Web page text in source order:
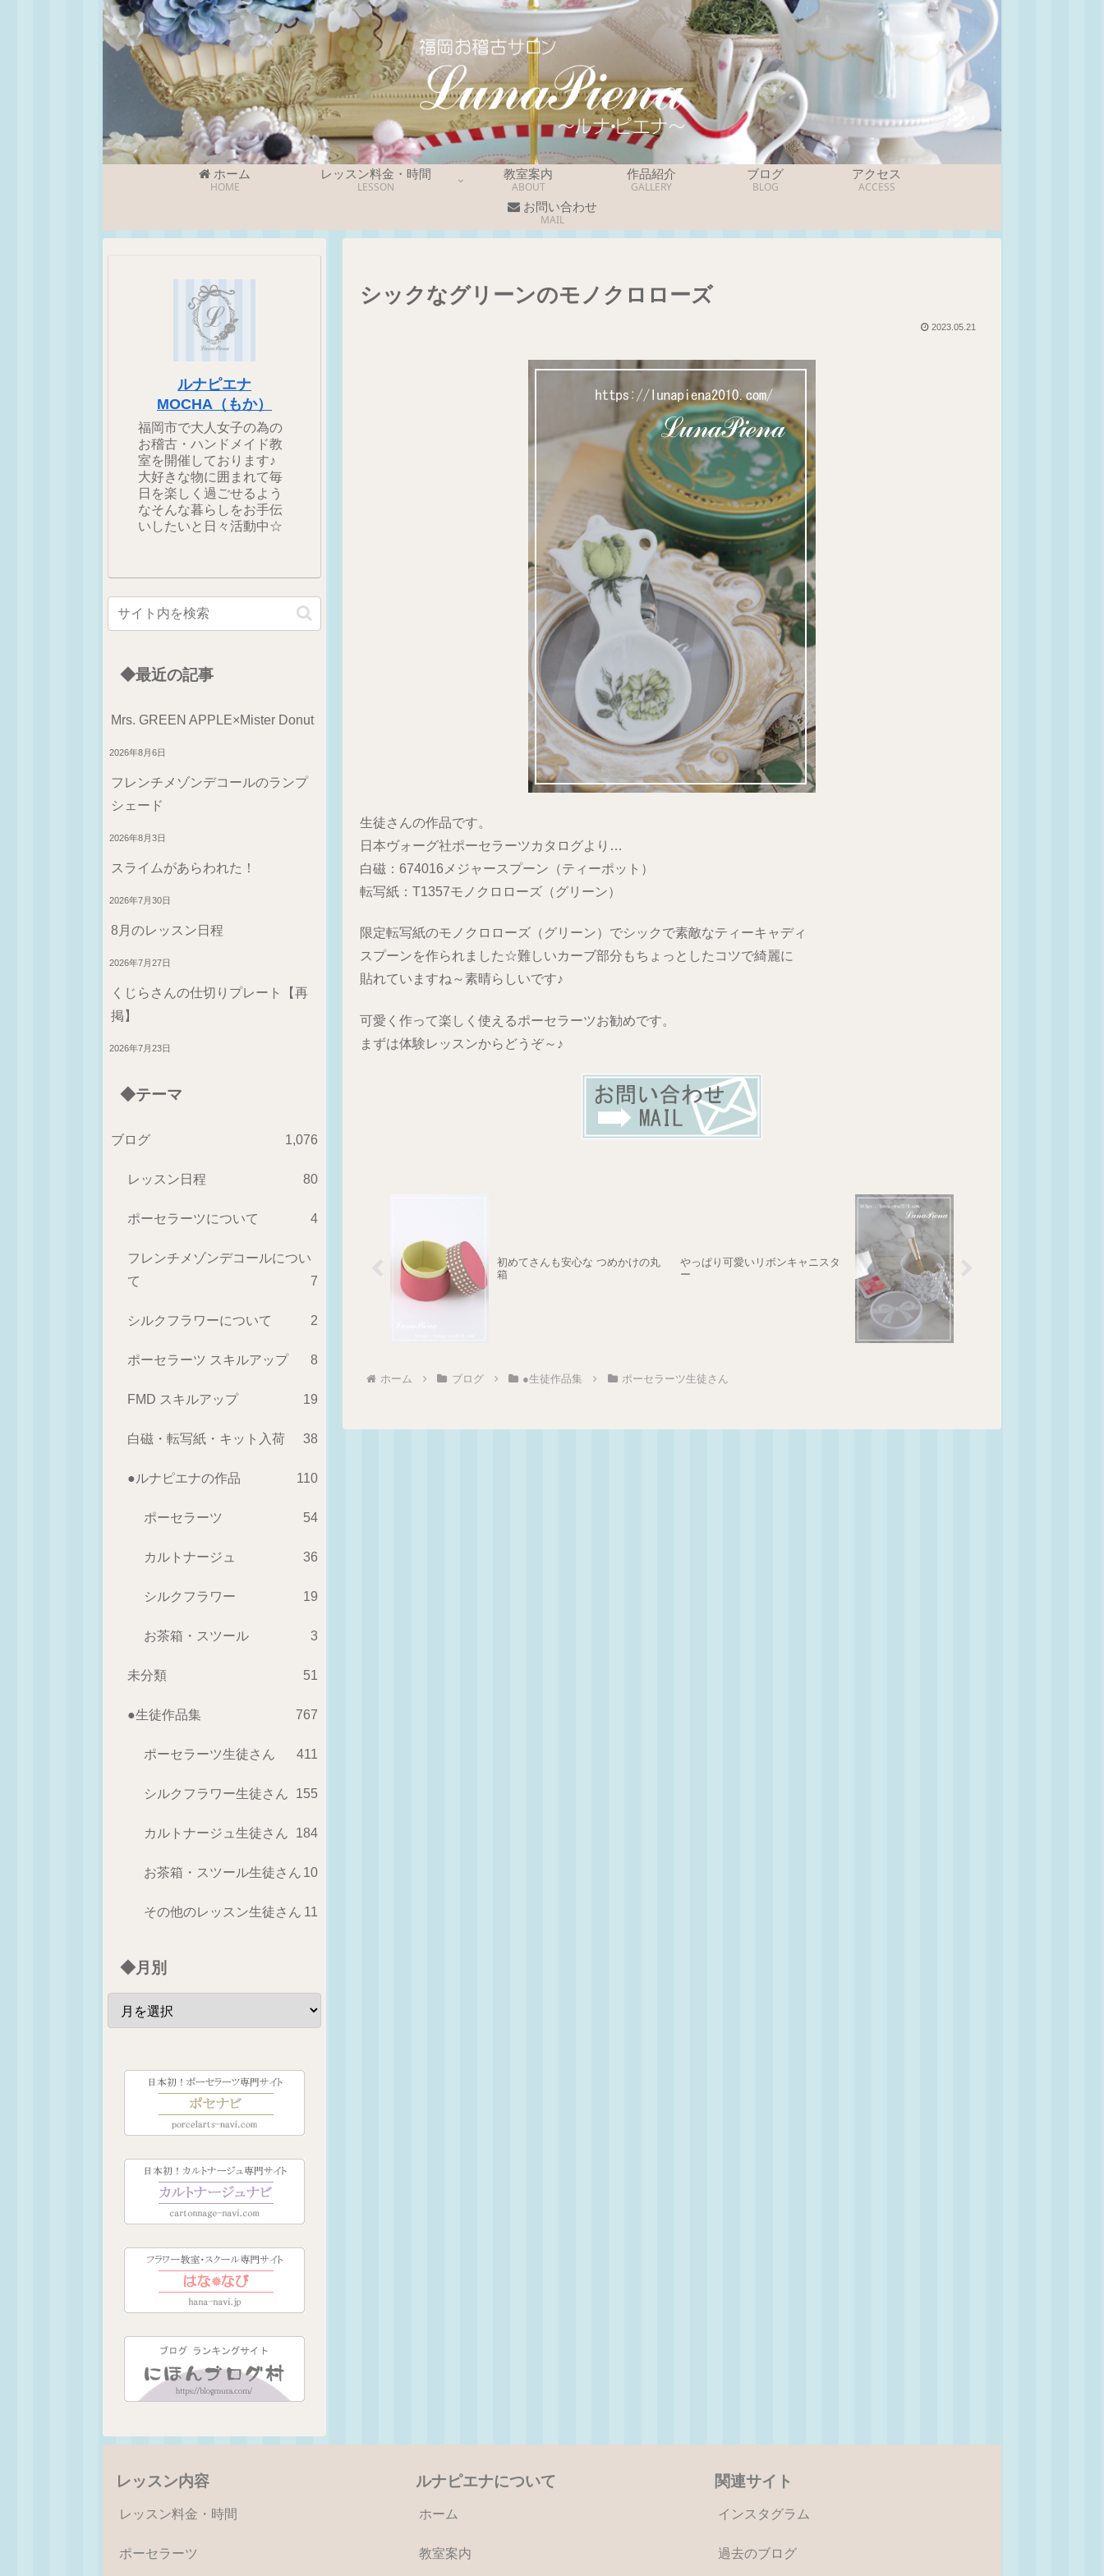
ホーム
HOME
レッスン料金・時間
LESSON
教室案内
ABOUT
作品紹介
GALLERY
ブログ
BLOG
アクセス
ACCESS
お問い合わせ
MAIL
シックなグリーンのモノクロローズ
2023.05.21
生徒さんの作品です。
日本ヴォーグ社ポーセラーツカタログより…
白磁：674016メジャースプーン（ティーポット）
転写紙：T1357モノクロローズ（グリーン）
限定転写紙のモノクロローズ（グリーン）でシックで素敵なティーキャディ
スプーンを作られました☆難しいカーブ部分もちょっとしたコツで綺麗に
貼れていますね～素晴らしいです♪
可愛く作って楽しく使えるポーセラーツお勧めです。
まずは体験レッスンからどうぞ～♪
初めてさんも安心な つめかけの丸
箱
やっぱり可愛いリボンキャニスタ
ー
ホーム ブログ ●生徒作品集 ポーセラーツ生徒さん
ルナピエナ
MOCHA（もか）
福岡市で大人女子の為の
お稽古・ハンドメイド教
室を開催しております♪
大好きな物に囲まれて毎
日を楽しく過ごせるよう
なそんな暮らしをお手伝
いしたいと日々活動中☆
◆最近の記事
Mrs. GREEN APPLE×Mister Donut
2026年8月6日
フレンチメゾンデコールのランプ
シェード
2026年8月3日
スライムがあらわれた！
2026年7月30日
8月のレッスン日程
2026年7月27日
くじらさんの仕切りプレート【再
掲】
2026年7月23日
◆テーマ
ブログ 1,076
レッスン日程 80
ポーセラーツについて 4
フレンチメゾンデコールについ
て
7
シルクフラワーについて 2
ポーセラーツ スキルアップ 8
FMD スキルアップ 19
白磁・転写紙・キット入荷 38
●ルナピエナの作品 110
ポーセラーツ 54
カルトナージュ 36
シルクフラワー 19
お茶箱・スツール 3
未分類 51
●生徒作品集 767
ポーセラーツ生徒さん 411
シルクフラワー生徒さん 155
カルトナージュ生徒さん 184
お茶箱・スツール生徒さん 10
その他のレッスン生徒さん 11
◆月別
レッスン内容
レッスン料金・時間
ポーセラーツ
ルナピエナについて
ホーム
教室案内
関連サイト
インスタグラム
過去のブログ